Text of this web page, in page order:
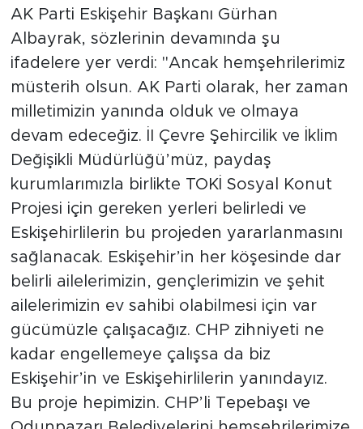
AK Parti Eskişehir Başkanı Gürhan
Albayrak, sözlerinin devamında şu
ifadelere yer verdi: "Ancak hemşehrilerimiz
müsterih olsun. AK Parti olarak, her zaman
milletimizin yanında olduk ve olmaya
devam edeceğiz. İI Çevre Şehircilik ve İklim
Değişikli Müdürlüğü’müz, paydaş
kurumlarımızla birlikte TOKİ Sosyal Konut
Projesi için gereken yerleri belirledi ve
Eskişehirlilerin bu projeden yararlanmasını
sağlanacak. Eskişehir’in her köşesinde dar
belirli ailelerimizin, gençlerimizin ve şehit
ailelerimizin ev sahibi olabilmesi için var
gücümüzle çalışacağız. CHP zihniyeti ne
kadar engellemeye çalışsa da biz
Eskişehir’in ve Eskişehirlilerin yanındayız.
Bu proje hepimizin. CHP’li Tepebaşı ve